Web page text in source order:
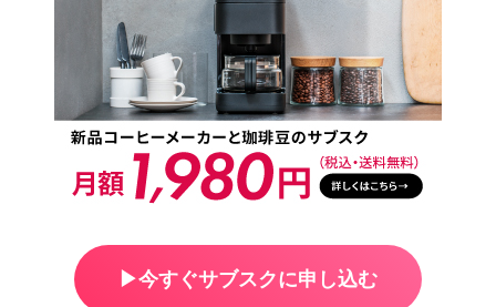
▶︎今すぐサブスクに申し込む